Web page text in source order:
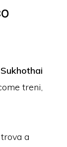
treni,
a